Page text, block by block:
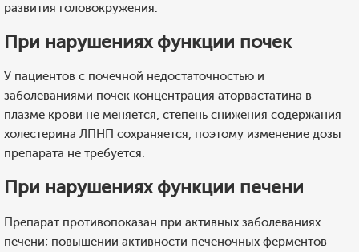
развития головокружения.
При нарушениях функции почек
У пациентов с почечной недостаточностью и
заболеваниями почек концентрация аторвастатина в
плазме крови не меняется, степень снижения содержания
холестерина ЛПНП сохраняется, поэтому изменение дозы
препарата не требуется.
При нарушениях функции печени
Препарат противопоказан при активных заболеваниях
печени; повышении активности печеночных ферментов